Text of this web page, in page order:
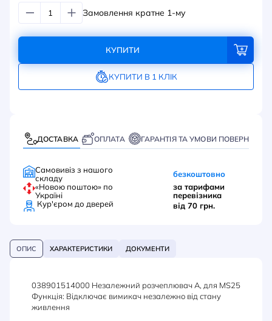
Замовлення кратне 1-му
КУПИТИ
КУПИТИ В 1 КЛІК
ДОСТАВКА ОПЛАТА ГАРАНТІЯ ТА УМОВИ ПОВЕРНЕННЯ
Самовивіз з нашого
складу
безкоштовно
«Новою поштою» по
Україні
за тарифами
перевізника
Кур'єром до дверей від 70 грн.
ОПИС ХАРАКТЕРИСТИКИ ДОКУМЕНТИ
038901514000 Незалежний розчеплювач A, для MS25
Функція: Відключає вимикач незалежно від стану
живлення